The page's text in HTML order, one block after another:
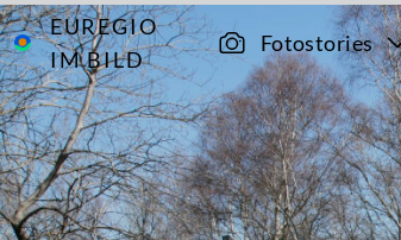
EUREGIO
IM BILD
Fotostories
Archiv
4560
Vennwacken
im Hohen
Venn